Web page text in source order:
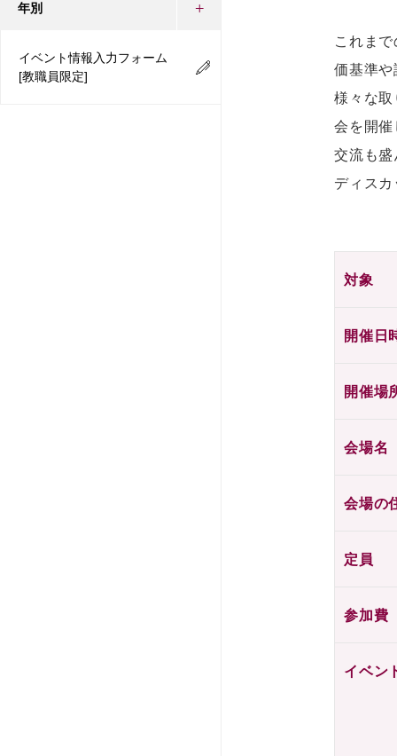
これま
価基準
様々な
会を開
交流も
ディス
対象
開催日
開催場
会場名
会場の
定員
参加費
イベン
年別
イベント情報入力フォーム
[教職員限定]